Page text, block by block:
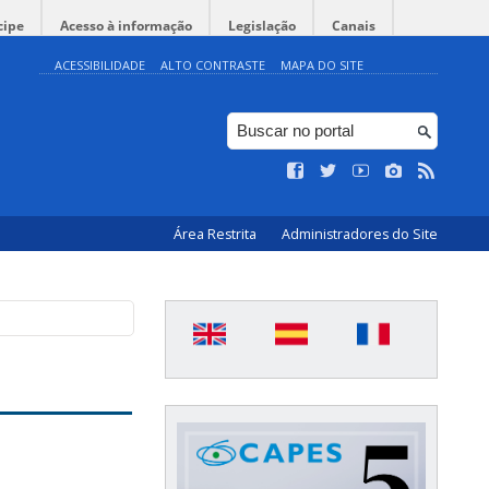
Acesso à informação Legislação Canais
ACESSIBILIDADE ALTO CONTRASTE MAPA DO SITE
Área Restrita Administradores do Site